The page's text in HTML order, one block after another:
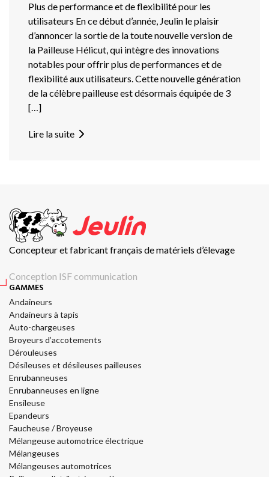
Plus de performance et de flexibilité pour les
utilisateurs En ce début d’année, Jeulin le plaisir
d’annoncer la sortie de la toute nouvelle version de
la Pailleuse Hélicut, qui intègre des innovations
notables pour offrir plus de performances et de
flexibilité aux utilisateurs. Cette nouvelle génération
de la célèbre pailleuse est désormais équipée de 3
[…]
Lire la suite
Concepteur et fabricant français de matériels d’élevage
Conception ISF communication
GAMMES
Andaineurs
Andaineurs à tapis
Auto-chargeuses
Broyeurs d’accotements
Dérouleuses
Désileuses et désileuses pailleuses
Enrubanneuses
Enrubanneuses en ligne
Ensileuse
Epandeurs
Faucheuse / Broyeuse
Mélangeuse automotrice électrique
Mélangeuses
Mélangeuses automotrices